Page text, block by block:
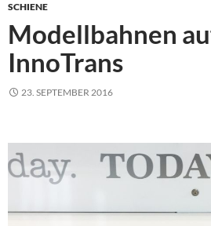
SCHIENE
Modellbahnen
InnoTrans
23. SEPTEMBER 2016